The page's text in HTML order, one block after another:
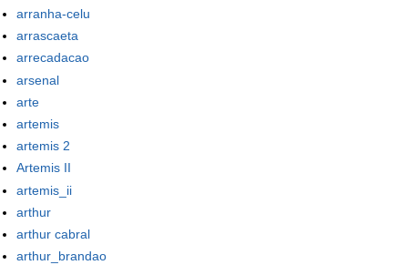
arranha-celu
arrascaeta
arrecadacao
arsenal
arte
artemis
artemis 2
Artemis II
artemis_ii
arthur
arthur cabral
arthur_brandao